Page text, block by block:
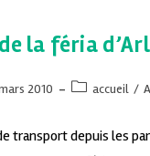
la féria
2010 accueil /
transport depuis les